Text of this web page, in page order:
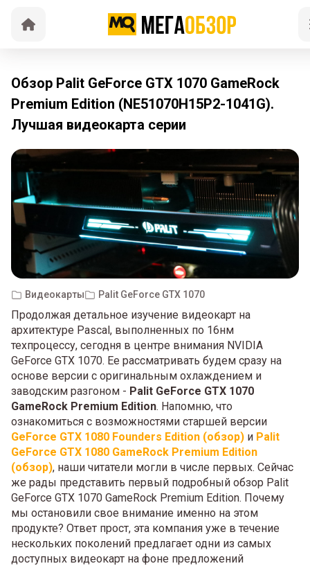
Обзор Palit GeForce GTX 1070 GameRock
Premium Edition (NE51070H15P2-1041G).
Лучшая видеокарта серии
Видеокарты Palit GeForce GTX 1070
Продолжая детальное изучение видеокарт на
архитектуре Pascal, выполненных по 16нм
техпроцессу, сегодня в центре внимания NVIDIA
GeForce GTX 1070. Ее рассматривать будем сразу на
основе версии с оригинальным охлаждением и
заводским разгоном - Palit GeForce GTX 1070
GameRock Premium Edition. Напомню, что
ознакомиться с возможностями старшей версии
GeForce GTX 1080 Founders Edition (обзор) и Palit
GeForce GTX 1080 GameRock Premium Edition
(обзор), наши читатели могли в числе первых. Сейчас
же рады представить первый подробный обзор Palit
GeForce GTX 1070 GameRock Premium Edition. Почему
мы остановили свое внимание именно на этом
продукте? Ответ прост, эта компания уже в течение
нескольких поколений предлагает одни из самых
доступных видеокарт на фоне предложений